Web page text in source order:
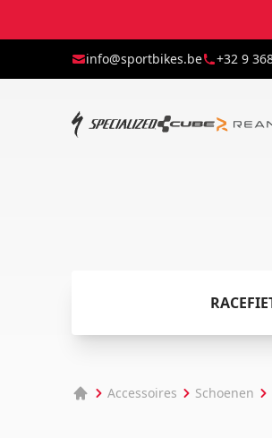
info@sportbikes.be +32 9
Accessoires Schoenen